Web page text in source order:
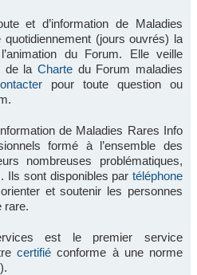
et d’information de Maladies
(jours ouvrés) la
du Forum. Elle veille
de la Charte du Forum maladies
pour toute question ou
de Maladies Rares Info
formé à l’ensemble des
nombreuses problématiques,
Ils sont disponibles par téléphone
et soutenir les personnes
rare.
est le premier service
certifié conforme à une norme